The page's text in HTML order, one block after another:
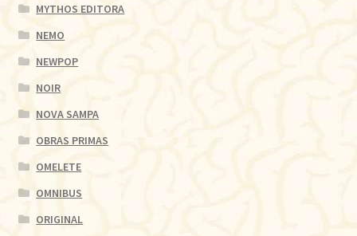
MYTHOS EDITORA
NEMO
NEWPOP
NOIR
NOVA SAMPA
OBRAS PRIMAS
OMELETE
OMNIBUS
ORIGINAL